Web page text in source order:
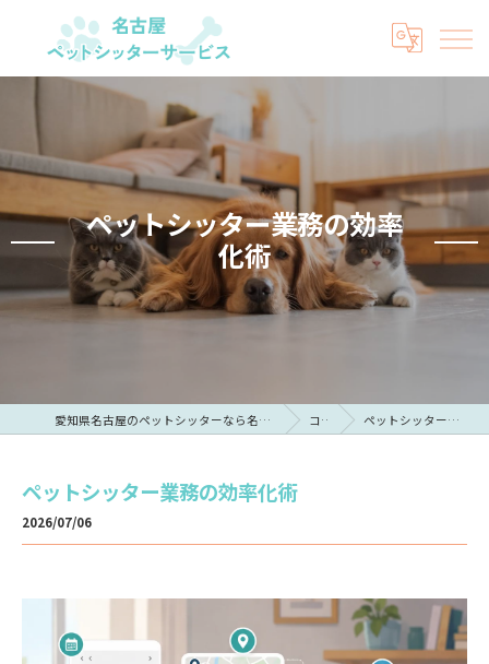
ペットシッター業務の効率
化術
愛知県名古屋のペットシッターなら名古屋ペットシッターサービス コラム ペットシッター業務の効率化術
ペットシッター業務の効率化術
2026/07/06